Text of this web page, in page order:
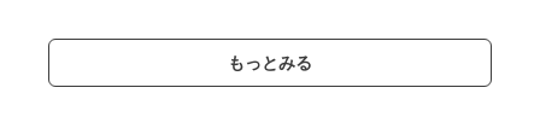
もっとみる